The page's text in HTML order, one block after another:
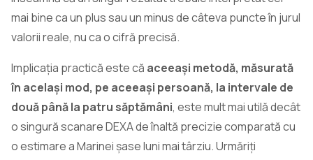
mai bine ca un plus sau un minus de câteva puncte în jurul
valorii reale, nu ca o cifră precisă.
Implicația practică este că aceeași metodă, măsurată
în același mod, pe aceeași persoană, la intervale de
două până la patru săptămâni, este mult mai utilă decât
o singură scanare DEXA de înaltă precizie comparată cu
o estimare a Marinei șase luni mai târziu. Urmăriți